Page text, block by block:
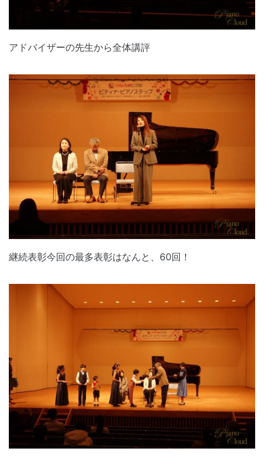
アドバイザーの先生から全体講評
継続表彰今回の最多表彰はなんと、60回！